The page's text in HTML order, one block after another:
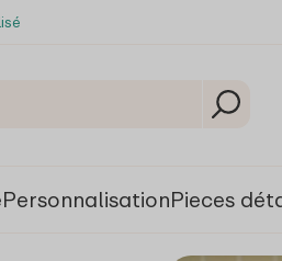
PersonnalisationPieces